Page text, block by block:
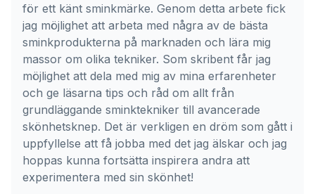
för ett känt sminkmärke. Genom detta arbete fick
jag möjlighet att arbeta med några av de bästa
sminkprodukterna på marknaden och lära mig
massor om olika tekniker. Som skribent får jag
möjlighet att dela med mig av mina erfarenheter
och ge läsarna tips och råd om allt från
grundläggande sminktekniker till avancerade
skönhetsknep. Det är verkligen en dröm som gått i
uppfyllelse att få jobba med det jag älskar och jag
hoppas kunna fortsätta inspirera andra att
experimentera med sin skönhet!